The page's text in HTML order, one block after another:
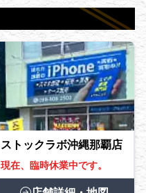
ストックラボ沖縄那覇店
現在、臨時休業中です。